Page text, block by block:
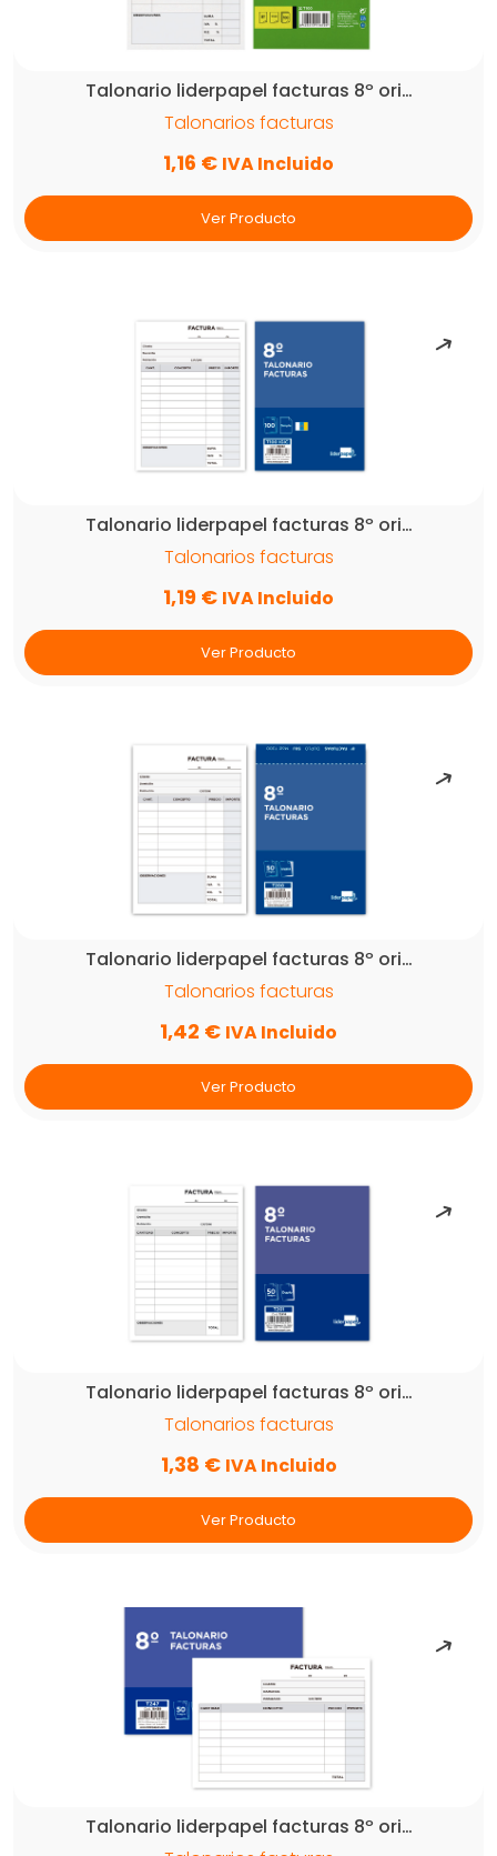
Talonario liderpapel facturas 8º ori…
Talonarios facturas
1,16 € IVA Incluido
Ver Producto
Talonario liderpapel facturas 8º ori…
Talonarios facturas
1,19 € IVA Incluido
Ver Producto
Talonario liderpapel facturas 8º ori…
Talonarios facturas
1,42 € IVA Incluido
Ver Producto
Talonario liderpapel facturas 8º ori…
Talonarios facturas
1,38 € IVA Incluido
Ver Producto
Talonario liderpapel facturas 8º ori…